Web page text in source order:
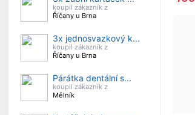
koupil zákazník z
Říčany u Brna
3x jednosvazkový k...
koupil zákazník z
Říčany u Brna
Párátka dentální s...
koupil zákazník z
Mělník